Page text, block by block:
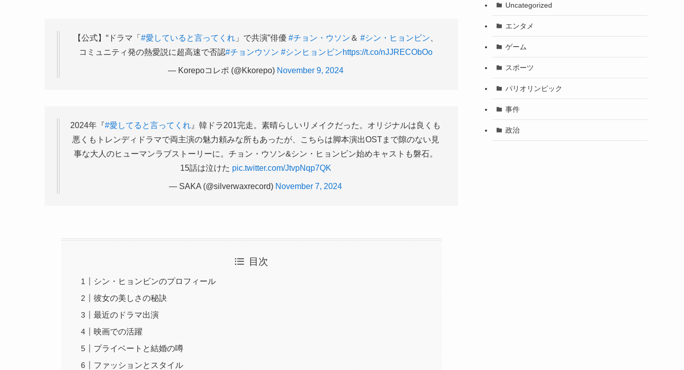
【公式】“ドラマ「 #愛していると言ってくれ」で共演”俳優 #チョン・ウソン ＆ #シン・ヒョンビン
コミュニティ発の熱愛説に超高速で否認#チョンウソン #シンヒョンビンhttps://t.co/nJJRECObOo
— Korepoコレポ (@Kkorepo) November 9, 2024
2024年『#愛してると言ってくれ 』韓ドラ201完走。素晴らしいリメイクだった。オリジナルは良くも
悪くもトレンディドラマで両主演の魅力頼みな所もあったが、こちらは脚本演出OSTまで隙のない見
事な大人のヒューマンラブストーリーに。チョン・ウソン&シン・ヒョンビン始めキャストも磐石。
15話は泣けた pic.twitter.com/JtvpNqp7QK
— SAKA (@silverwaxrecord) November 7, 2024
目次
シン・ヒョンビンのプロフィール
彼女の美しさの秘訣
最近のドラマ出演
映画での活躍
プライベートと結婚の噂
ファッションとスタイル
Uncategorized
エンタメ
ゲーム
スポーツ
パリオリンピック
事件
政治